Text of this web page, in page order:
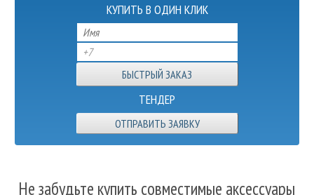
КУПИТЬ В ОДИН КЛИК
ТЕНДЕР
ОТПРАВИТЬ ЗАЯВКУ
Не забудьте купить совместимые аксессуары